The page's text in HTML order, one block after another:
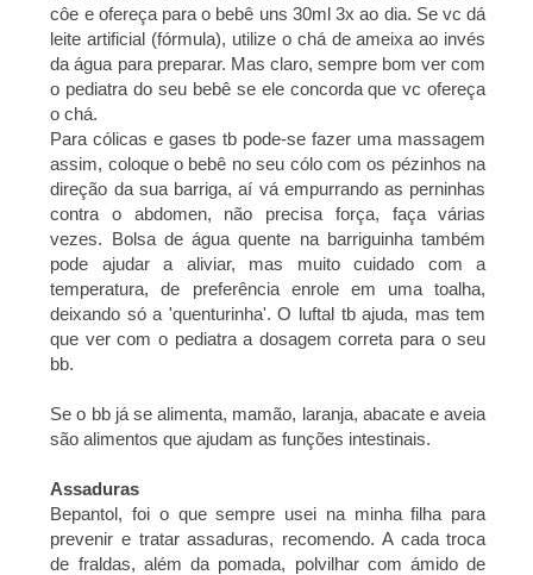
côe e ofereça para o bebê uns 30ml 3x ao dia. Se vc dá
leite artificial (fórmula), utilize o chá de ameixa ao invés
da água para preparar. Mas claro, sempre bom ver com
o pediatra do seu bebê se ele concorda que vc ofereça
o chá.
Para cólicas e gases tb pode-se fazer uma massagem
assim, coloque o bebê no seu cólo com os pézinhos na
direção da sua barriga, aí vá empurrando as perninhas
contra o abdomen, não precisa força, faça várias
vezes. Bolsa de água quente na barriguinha também
pode ajudar a aliviar, mas muito cuidado com a
temperatura, de preferência enrole em uma toalha,
deixando só a 'quenturinha'. O luftal tb ajuda, mas tem
que ver com o pediatra a dosagem correta para o seu
bb.
Se o bb já se alimenta, mamão, laranja, abacate e aveia
são alimentos que ajudam as funções intestinais.
Assaduras
Bepantol, foi o que sempre usei na minha filha para
prevenir e tratar assaduras, recomendo. A cada troca
de fraldas, além da pomada, polvilhar com ámido de